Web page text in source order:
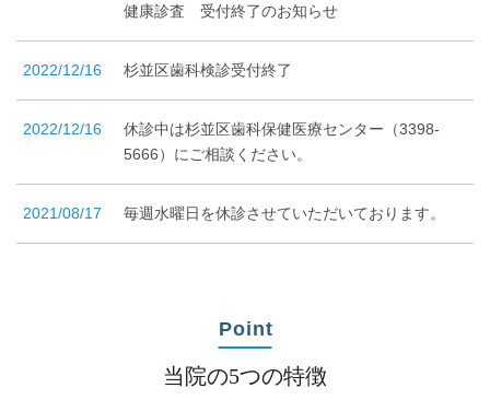
健康診査 受付終了のお知らせ
2022/12/16 杉並区歯科検診受付終了
2022/12/16
休診中は杉並区歯科保健医療センター（3398-
5666）にご相談ください。
2021/08/17 毎週水曜日を休診させていただいております。
Point
当院の5つの特徴